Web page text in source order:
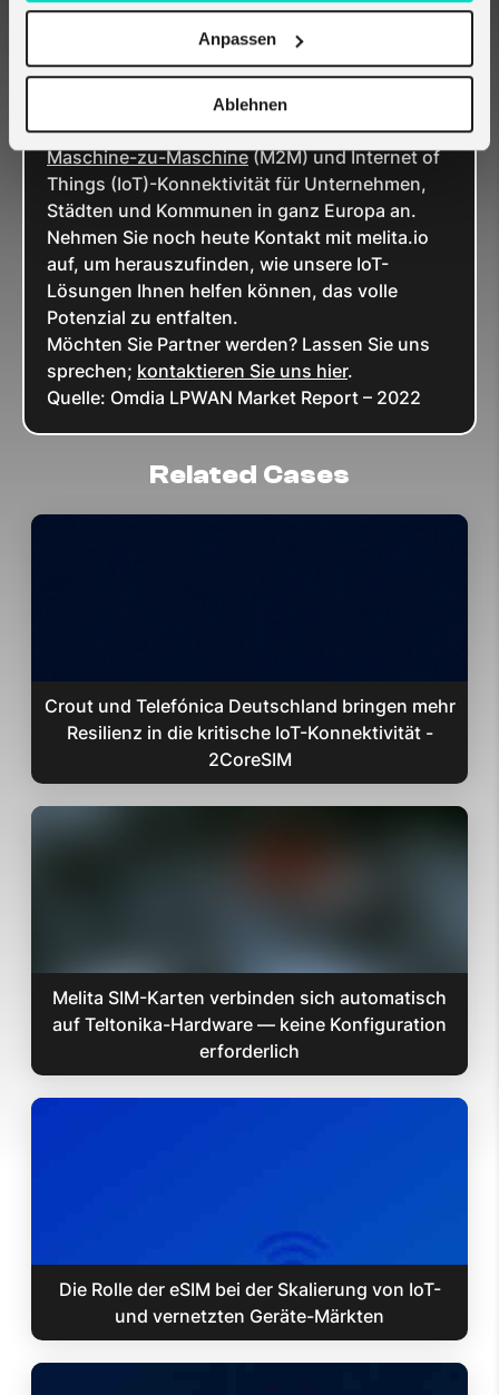
Anpassen
Ablehnen
entscheidend für die Förderung ganzheitlicher
Digitalisierungsinitiativen für Unternehmen
melita.io ist technologieagnostisch und bietet
Maschine-zu-Maschine(M2M) und Internet of
Things (IoT)-Konnektivität für Unternehmen,
Städten und Kommunen in ganz Europa an.
Nehmen Sie noch heute Kontakt mit melita.io
auf, um herauszufinden, wie unsere IoT-
Lösungen Ihnen helfen können, das volle
Potenzial zu entfalten.
Möchten Sie Partner werden? Lassen Sie uns
sprechen; kontaktieren Sie uns hier.
Quelle: Omdia LPWAN Market Report – 2022
Related Cases
Crout und Telefónica Deutschland bringen mehr
Resilienz in die kritische IoT-Konnektivität -
2CoreSIM
Melita SIM-Karten verbinden sich automatisch
auf Teltonika-Hardware — keine Konfiguration
erforderlich
Die Rolle der eSIM bei der Skalierung von IoT-
und vernetzten Geräte-Märkten